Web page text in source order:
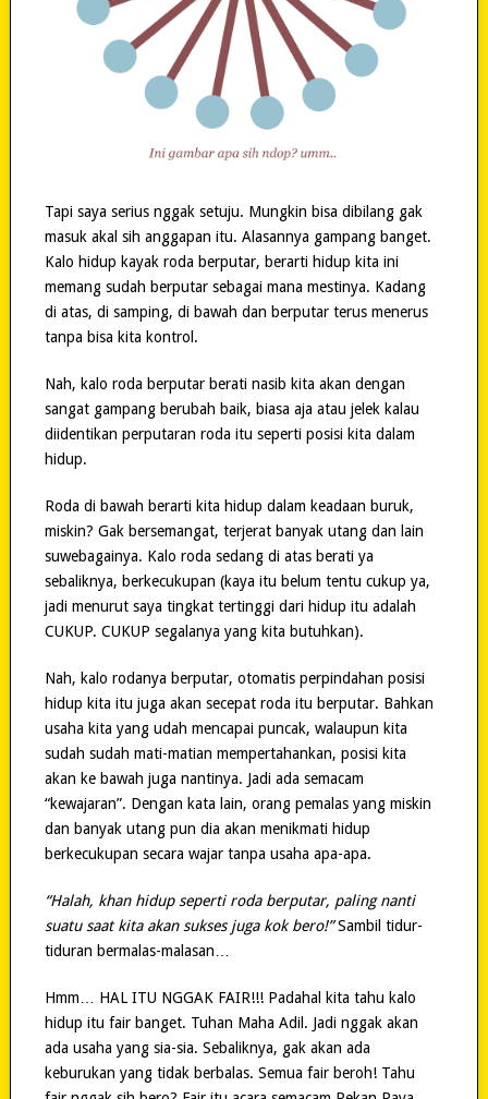
Tapi saya serius nggak setuju. Mungkin bisa dibilang gak
masuk akal sih anggapan itu. Alasannya gampang banget.
Kalo hidup kayak roda berputar, berarti hidup kita ini
memang sudah berputar sebagai mana mestinya. Kadang
di atas, di samping, di bawah dan berputar terus menerus
tanpa bisa kita kontrol.
Nah, kalo roda berputar berati nasib kita akan dengan
sangat gampang berubah baik, biasa aja atau jelek kalau
diidentikan perputaran roda itu seperti posisi kita dalam
hidup.
Roda di bawah berarti kita hidup dalam keadaan buruk,
miskin? Gak bersemangat, terjerat banyak utang dan lain
suwebagainya. Kalo roda sedang di atas berati ya
sebaliknya, berkecukupan (kaya itu belum tentu cukup ya,
jadi menurut saya tingkat tertinggi dari hidup itu adalah
CUKUP. CUKUP segalanya yang kita butuhkan).
Nah, kalo rodanya berputar, otomatis perpindahan posisi
hidup kita itu juga akan secepat roda itu berputar. Bahkan
usaha kita yang udah mencapai puncak, walaupun kita
sudah sudah mati-matian mempertahankan, posisi kita
akan ke bawah juga nantinya. Jadi ada semacam
“kewajaran”. Dengan kata lain, orang pemalas yang miskin
dan banyak utang pun dia akan menikmati hidup
berkecukupan secara wajar tanpa usaha apa-apa.
“Halah, khan hidup seperti roda berputar, paling nanti
suatu saat kita akan sukses juga kok bero!”Sambil tidur-
tiduran bermalas-malasan…
Hmm… HAL ITU NGGAK FAIR!!! Padahal kita tahu kalo
hidup itu fair banget. Tuhan Maha Adil. Jadi nggak akan
ada usaha yang sia-sia. Sebaliknya, gak akan ada
keburukan yang tidak berbalas. Semua fair beroh! Tahu